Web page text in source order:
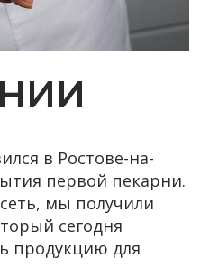
в Ростове-на-
первой пекарни.
мы получили
сегодня
продукцию для